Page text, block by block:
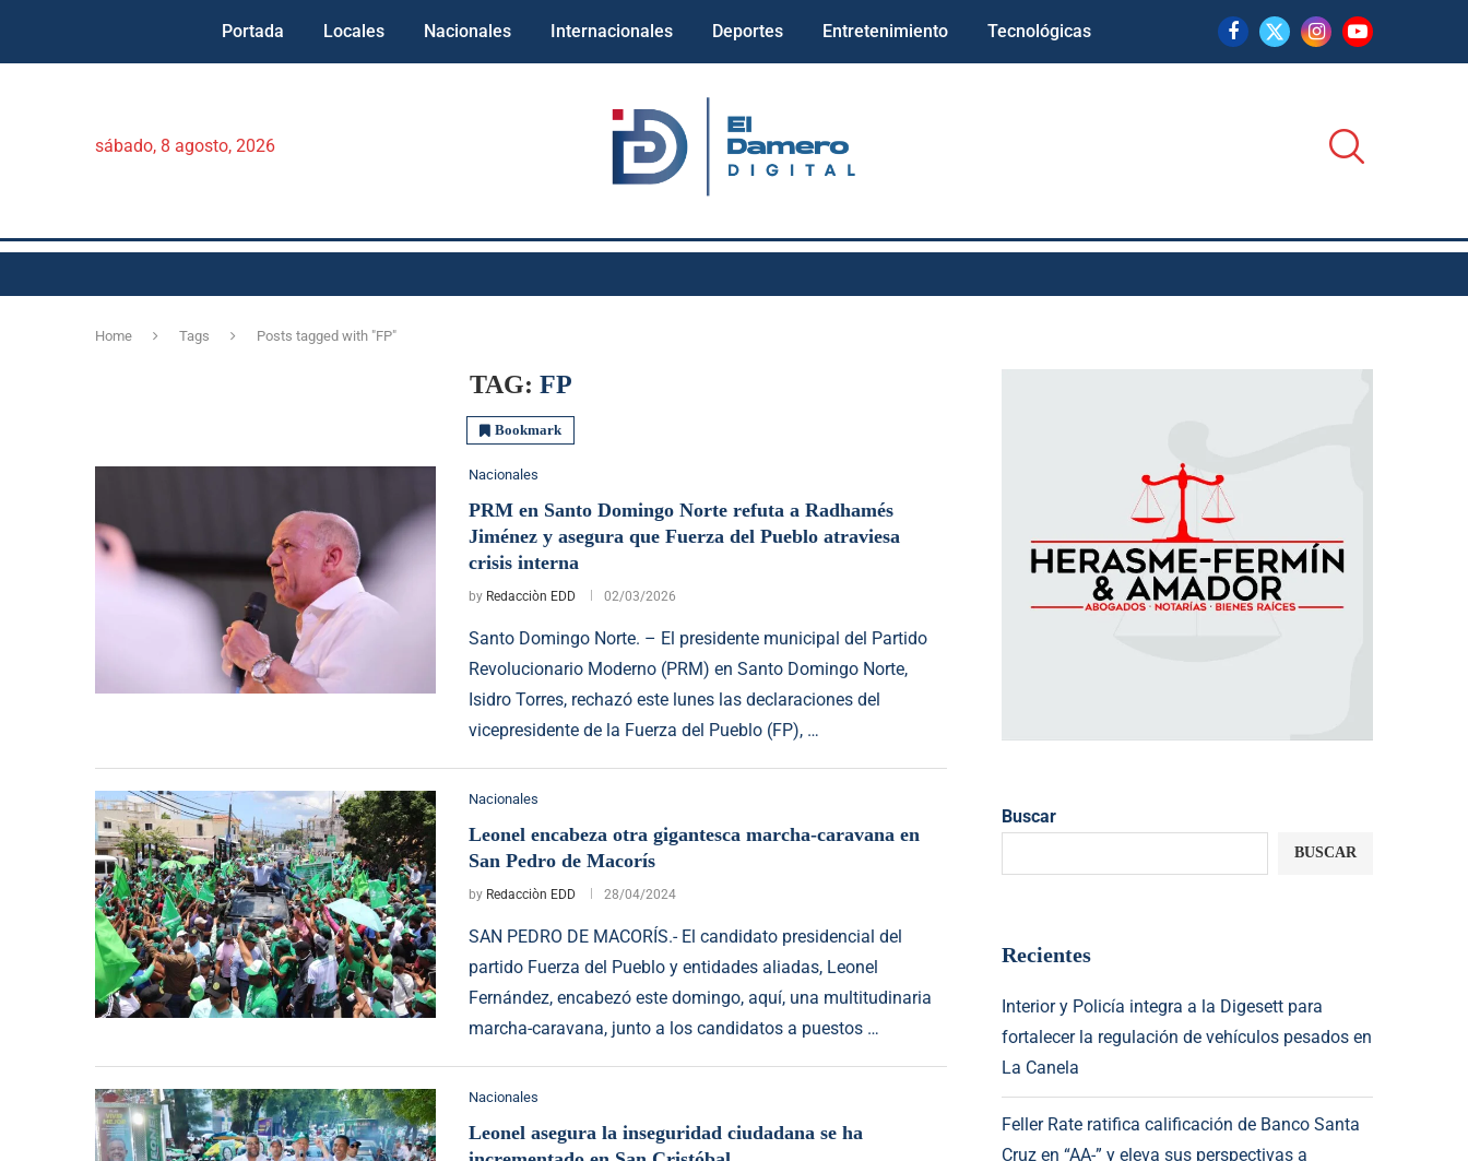
Portada Locales Nacionales Internacionales Deportes Entretenimiento Tecnológicas
sábado, 8 agosto, 2026
Home Tags Posts tagged with "FP"
TAG: FP
Bookmark
Nacionales
PRM en Santo Domingo Norte refuta a Radhamés
Jiménez y asegura que Fuerza del Pueblo atraviesa
crisis interna
by Redacciòn EDD 02/03/2026
Santo Domingo Norte. – El presidente municipal del Partido
Revolucionario Moderno (PRM) en Santo Domingo Norte,
Isidro Torres, rechazó este lunes las declaraciones del
vicepresidente de la Fuerza del Pueblo (FP), …
Nacionales
Leonel encabeza otra gigantesca marcha-caravana en
San Pedro de Macorís
by Redacciòn EDD 28/04/2024
SAN PEDRO DE MACORÍS.- El candidato presidencial del
partido Fuerza del Pueblo y entidades aliadas, Leonel
Fernández, encabezó este domingo, aquí, una multitudinaria
marcha-caravana, junto a los candidatos a puestos …
Nacionales
Leonel asegura la inseguridad ciudadana se ha
Buscar
BUSCAR
Recientes
Interior y Policía integra a la Digesett para
fortalecer la regulación de vehículos pesados en
La Canela
Feller Rate ratifica calificación de Banco Santa
Cruz en “AA-” y eleva sus perspectivas a